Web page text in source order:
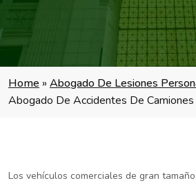
Home » Abogado De Lesiones
Abogado De Accidentes De
Los vehículos comerciales de gran